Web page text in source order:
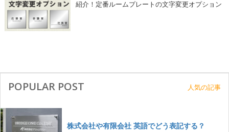
紹介！定番ルームプレートの文字変更オプション
POPULAR POST 人気の記事